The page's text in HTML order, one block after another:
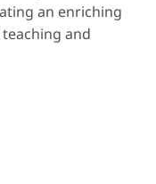
an enriching
and